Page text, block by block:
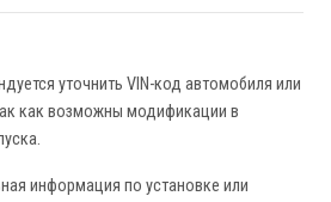
уточнить VIN-код автомобиля или
как возможны модификации в
информация по установке или